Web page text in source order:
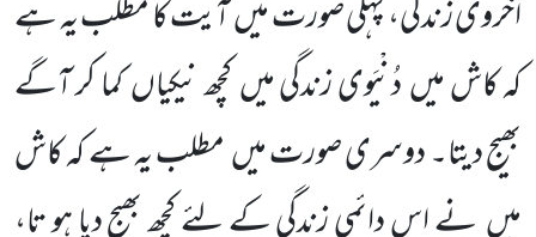
اُخروی زندگی، پہلی صورت میںآیت کا مطلب یہ ہے
کہ کاش میںدُنْیَوی زندگی میںکچھ نیکیاںکما کر آگے
بھیج دیتا۔ دوسری صورت میںمطلب یہ ہے کہ کاش
میںنے اس دائمی زندگی کے لئے کچھ بھیج دیا ہو تا،